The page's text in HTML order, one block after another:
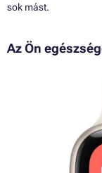
sok mást.
Az Ön